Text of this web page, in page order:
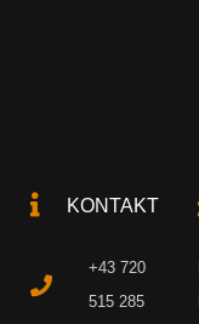
KONTAKT
+43 720
515 285